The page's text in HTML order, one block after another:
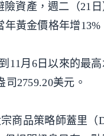
資產，週二（21
黃金價格年增
11月6日以來的最
2759.20美元。
商品策略師蓋里